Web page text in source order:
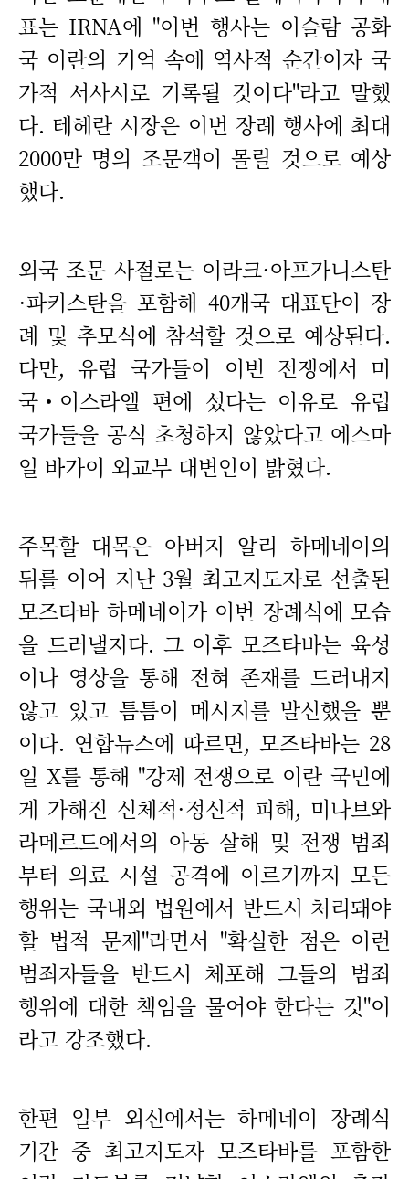
표는 IRNA에 "이번 행사는 이슬람 공화
국 이란의 기억 속에 역사적 순간이자 국
가적 서사시로 기록될 것이다"라고 말했
다. 테헤란 시장은 이번 장례 행사에 최대
2000만 명의 조문객이 몰릴 것으로 예상
했다.
외국 조문 사절로는 이라크·아프가니스탄
·파키스탄을 포함해 40개국 대표단이 장
례 및 추모식에 참석할 것으로 예상된다.
다만, 유럽 국가들이 이번 전쟁에서 미
국‧이스라엘 편에 섰다는 이유로 유럽
국가들을 공식 초청하지 않았다고 에스마
일 바가이 외교부 대변인이 밝혔다.
주목할 대목은 아버지 알리 하메네이의
뒤를 이어 지난 3월 최고지도자로 선출된
모즈타바 하메네이가 이번 장례식에 모습
을 드러낼지다. 그 이후 모즈타바는 육성
이나 영상을 통해 전혀 존재를 드러내지
않고 있고 틈틈이 메시지를 발신했을 뿐
이다. 연합뉴스에 따르면, 모즈타바는 28
일 X를 통해 "강제 전쟁으로 이란 국민에
게 가해진 신체적·정신적 피해, 미나브와
라메르드에서의 아동 살해 및 전쟁 범죄
부터 의료 시설 공격에 이르기까지 모든
행위는 국내외 법원에서 반드시 처리돼야
할 법적 문제"라면서 "확실한 점은 이런
범죄자들을 반드시 체포해 그들의 범죄
행위에 대한 책임을 물어야 한다는 것"이
라고 강조했다.
한편 일부 외신에서는 하메네이 장례식
기간 중 최고지도자 모즈타바를 포함한